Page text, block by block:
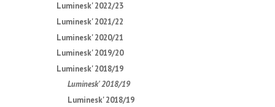
Luminesk' 2022/23
Luminesk' 2021/22
Luminesk' 2020/21
Luminesk' 2019/20
Luminesk' 2018/19
Luminesk' 2018/19
Luminesk' 2018/19